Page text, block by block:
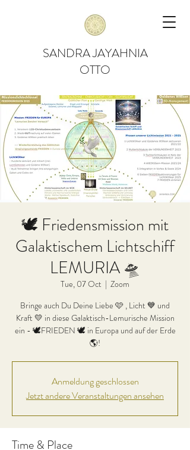
SANDRA JAYAHNIA
OTTO
🕊 Friedensmission mit
Galaktischem Lichtschiff
LEMURIA 🛸
Tue, 07 Oct
  |
Zoom
Bringe auch Du Deine Liebe 🩷 , Licht 💙 und
Kraft 💛 in diese Galaktisch-Lemurische Mission
ein - 🕊FRIEDEN 🕊 in Europa und auf der Erde
🌎!
Anmeldung geschlossen
Jetzt andere Veranstaltungen ansehen
Time & Place